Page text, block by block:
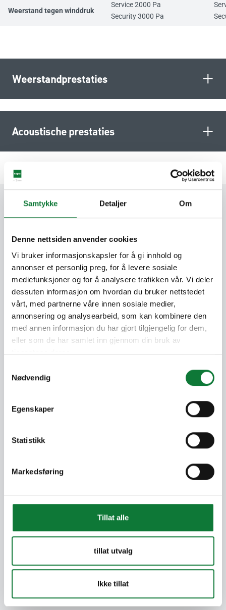
Samtykke Detaljer Om
Denne nettsiden anvender cookies
Vi bruker informasjonskapsler for å gi innhold og
annonser et personlig preg, for å levere sosiale
mediefunksjoner og for å analysere trafikken vår. Vi deler
dessuten informasjon om hvordan du bruker nettstedet
vårt, med partnerne våre innen sosiale medier,
annonsering og analysearbeid, som kan kombinere den
med annen informasjon du har gjort tilgjengelig for dem,
eller som de har samlet inn gjennom din bruk av
tjenestene deres.
Nødvendig
Egenskaper
Statistikk
Markedsføring
Tillat alle
tillat utvalg
Ikke tillat
Weerstand tegen winddruk
Service 2000 Pa
Security 3000 Pa
Weerstandprestaties +
Acoustische prestaties +
Labels & Certificeringen
Verminderde CO2-voetafdruk
Het gebruik van Hydro CIRCAL© aluminium
(1,9 kg CO2e/kg Al.) zorgt voor een
vermindering van 80% in CO2-uitstoot ten
opzichte van het Europese gemiddelde voor
primair aluminium. Vraag uw dynamische
Environmental Product Declaration (EPD)
aan.
minstens 75% gerecycleerde componenten,
waaronder aluminium, EPDM en polyamide.
Bij het ontwerpen van onze producten
demontage en hergebruik aan het einde van
Cradle to Cradle
TENTAL 60 is gecertificeerd op Cradle to
Cradle zilverniveau als bewijs van de
milieuvriendelijke waarde van je product.